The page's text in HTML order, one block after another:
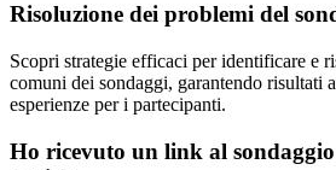
Risoluzione dei problemi del
Scopri strategie efficaci per identificare e
comuni dei sondaggi, garantendo risultati
esperienze per i partecipanti.
Ho ricevuto un link al sondaggio